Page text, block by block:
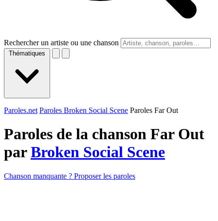
Rechercher un artiste ou une chanson
Thématiques
Paroles.net Paroles Broken Social Scene Paroles Far Out
Paroles de la chanson Far Out
parBroken Social Scene
Chanson manquante ? Proposer les paroles